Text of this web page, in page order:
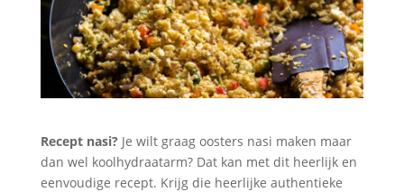
Recept nasi?Je wilt graag oosters nasi maken maar
dan wel koolhydraatarm? Dat kan met dit heerlijk en
eenvoudige recept. Krijg die heerlijke authentieke